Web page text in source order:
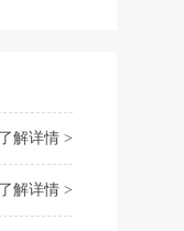
解详情 >
解详情 >